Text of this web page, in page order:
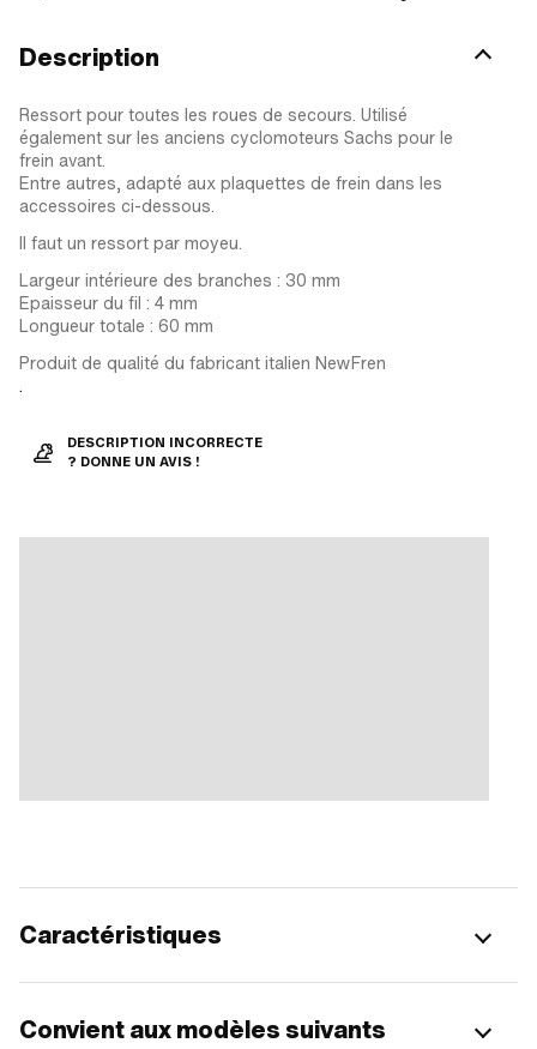
Description
Ressort pour toutes les roues de secours. Utilisé
également sur les anciens cyclomoteurs Sachs pour le
frein avant.
Entre autres, adapté aux plaquettes de frein dans les
accessoires ci-dessous.
Il faut un ressort par moyeu.
Largeur intérieure des branches : 30 mm
Epaisseur du fil : 4 mm
Longueur totale : 60 mm
Produit de qualité du fabricant italien NewFren
.
DESCRIPTION INCORRECTE
? DONNE UN AVIS !
Caractéristiques
Convient aux modèles suivants